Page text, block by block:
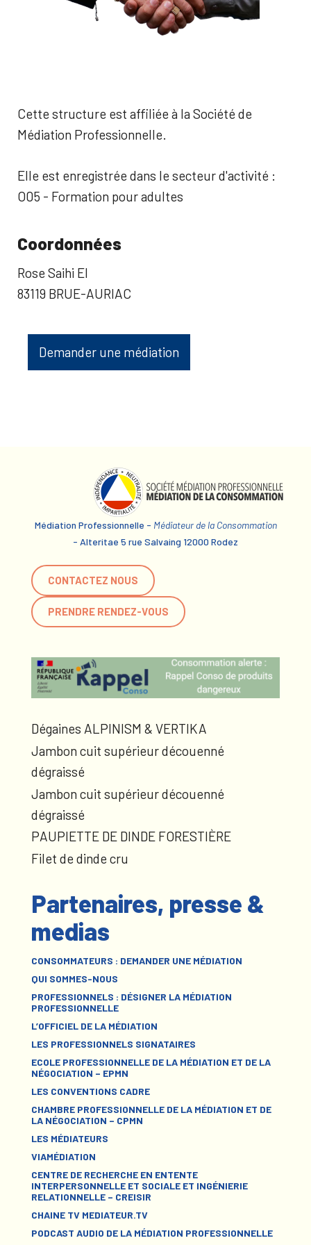
Cette structure est affiliée à la Société de
Médiation Professionnelle.
Elle est enregistrée dans le secteur d'activité :
O05 - Formation pour adultes
Coordonnées
Rose Saihi EI
83119 BRUE-AURIAC
Demander une médiation
Médiation Professionnelle - Médiateur de la Consommation
- Alteritae 5 rue Salvaing 12000 Rodez
CONTACTEZ NOUS
PRENDRE RENDEZ-VOUS
Dégaines ALPINISM & VERTIKA
Jambon cuit supérieur découenné
dégraissé
Jambon cuit supérieur découenné
dégraissé
PAUPIETTE DE DINDE FORESTIÈRE
Filet de dinde cru
Partenaires, presse &
medias
CONSOMMATEURS : DEMANDER UNE MÉDIATION
QUI SOMMES-NOUS
PROFESSIONNELS : DÉSIGNER LA MÉDIATION
PROFESSIONNELLE
L’OFFICIEL DE LA MÉDIATION
LES PROFESSIONNELS SIGNATAIRES
ECOLE PROFESSIONNELLE DE LA MÉDIATION ET DE LA
NÉGOCIATION – EPMN
LES CONVENTIONS CADRE
CHAMBRE PROFESSIONNELLE DE LA MÉDIATION ET DE
LA NÉGOCIATION – CPMN
LES MÉDIATEURS
VIAMÉDIATION
CENTRE DE RECHERCHE EN ENTENTE
INTERPERSONNELLE ET SOCIALE ET INGÉNIERIE
RELATIONNELLE – CREISIR
CHAINE TV MEDIATEUR.TV
PODCAST AUDIO DE LA MÉDIATION PROFESSIONNELLE